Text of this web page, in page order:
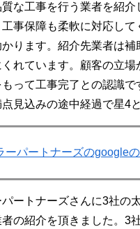
な工事を行う業者を紹介
事保障も柔軟に対応して
ります。紹介先業者は補
くれています。顧客の立場
って工事完了との認識で
見込みの途中経過で星4
ーパートナーズのgoogle
パートナーズさんに3社の
の紹介を頂きました。3